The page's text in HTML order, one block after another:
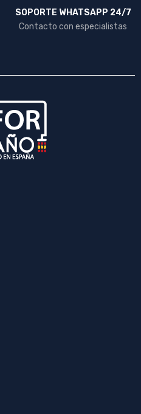
SOPORTE WHATSAPP 24/7
Contacto con especialistas